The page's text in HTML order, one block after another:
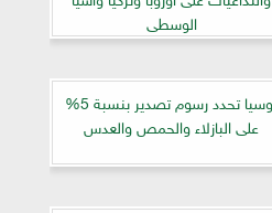
الوسطى
روسيا تحدد رسوم تصدير بنسبة 5%
على البازلاء والحمص والعدس